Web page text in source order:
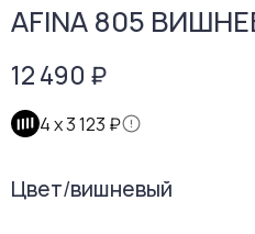
AFINA 805
12 490 ₽
4 х3 123 ₽
Цвет/вишневый